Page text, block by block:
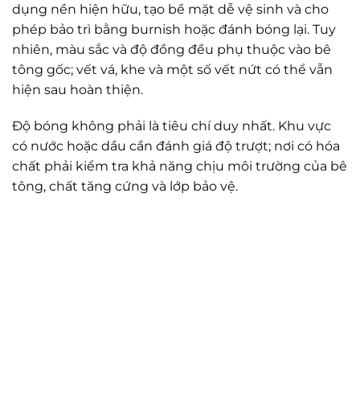
dụng nền hiện hữu, tạo bề mặt dễ vệ sinh và cho
phép bảo trì bằng burnish hoặc đánh bóng lại. Tuy
nhiên, màu sắc và độ đồng đều phụ thuộc vào bê
tông gốc; vết vá, khe và một số vết nứt có thể vẫn
hiện sau hoàn thiện.
Độ bóng không phải là tiêu chí duy nhất. Khu vực
có nước hoặc dầu cần đánh giá độ trượt; nơi có hóa
chất phải kiểm tra khả năng chịu môi trường của bê
tông, chất tăng cứng và lớp bảo vệ.